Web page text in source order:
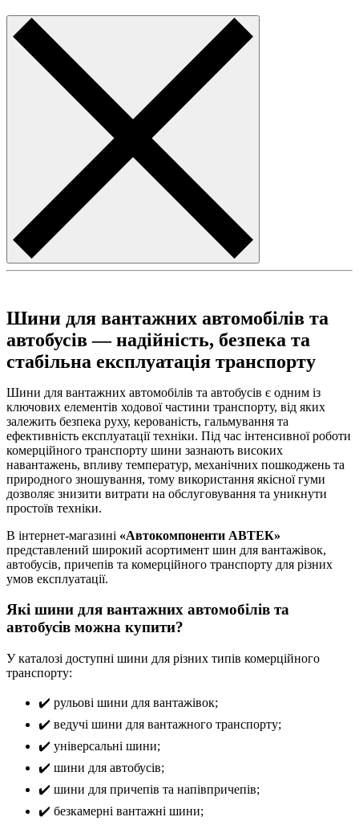
Шини для вантажних автомобілів та
автобусів — надійність, безпека та
стабільна експлуатація транспорту
Шини для вантажних автомобілів та автобусів є одним із
ключових елементів ходової частини транспорту, від яких
залежить безпека руху, керованість, гальмування та
ефективність експлуатації техніки. Під час інтенсивної роботи
комерційного транспорту шини зазнають високих
навантажень, впливу температур, механічних пошкоджень та
природного зношування, тому використання якісної гуми
дозволяє знизити витрати на обслуговування та уникнути
простоїв техніки.
В інтернет-магазині «Автокомпоненти АВТЕК»
представлений широкий асортимент шин для вантажівок,
автобусів, причепів та комерційного транспорту для різних
умов експлуатації.
Які шини для вантажних автомобілів та
автобусів можна купити?
У каталозі доступні шини для різних типів комерційного
транспорту:
✔️ рульові шини для вантажівок;
✔️ ведучі шини для вантажного транспорту;
✔️ універсальні шини;
✔️ шини для автобусів;
✔️ шини для причепів та напівпричепів;
✔️ безкамерні вантажні шини;